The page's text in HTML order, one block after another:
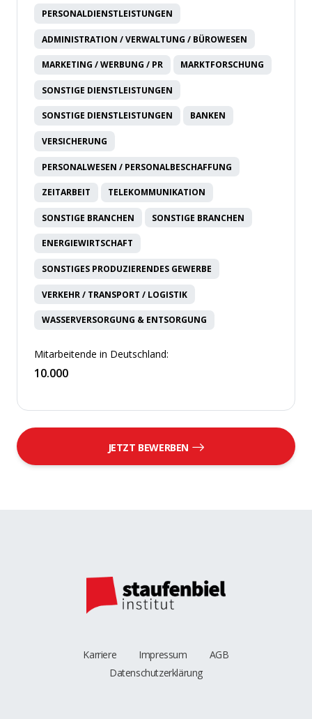
PERSONALDIENSTLEISTUNGEN
ADMINISTRATION / VERWALTUNG / BÜROWESEN
MARKETING / WERBUNG / PR MARKTFORSCHUNG
SONSTIGE DIENSTLEISTUNGEN
SONSTIGE DIENSTLEISTUNGEN BANKEN
VERSICHERUNG
PERSONALWESEN / PERSONALBESCHAFFUNG
ZEITARBEIT TELEKOMMUNIKATION
SONSTIGE BRANCHEN SONSTIGE BRANCHEN
ENERGIEWIRTSCHAFT
SONSTIGES PRODUZIERENDES GEWERBE
VERKEHR / TRANSPORT / LOGISTIK
WASSERVERSORGUNG & ENTSORGUNG
Mitarbeitende in Deutschland:
10.000
JETZT BEWERBEN
Karriere Impressum
AGB
Datenschutzerklärung